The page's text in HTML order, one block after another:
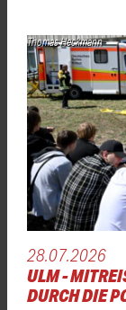
Thomas Heckmann
28.07.2026
ULM -
URCH DIE